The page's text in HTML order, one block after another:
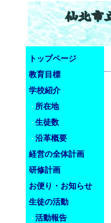
トップページ
教育目標
学校紹介
所在地
生徒数
沿革概要
経営の全体計画
研修計画
お便り・お知らせ
生徒の活動
活動報告